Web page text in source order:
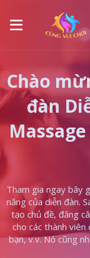
Chào
đàn
Tham gia ngay bây
năng của diễn đàn.
tạo chủ đề, đăng
cho các thành viên
bạn, v.v. Nó cũng